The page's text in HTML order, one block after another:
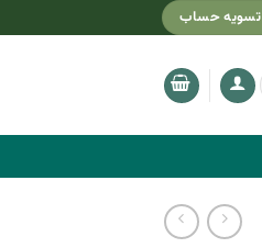
تسویه حساب